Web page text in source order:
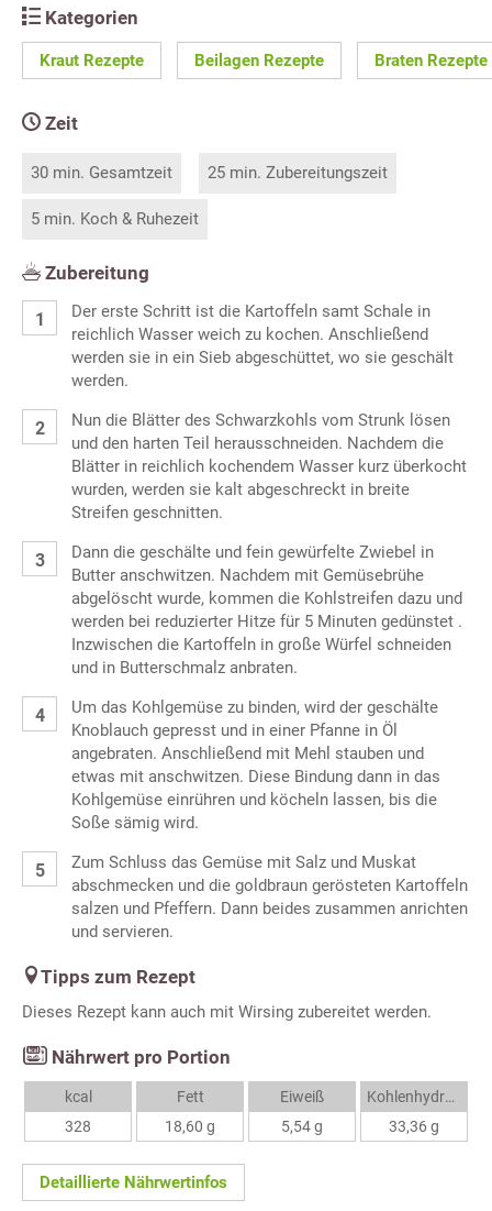
Kategorien
Kraut Rezepte Beilagen Rezepte Braten Rezepte
Zeit
30 min. Gesamtzeit 25 min. Zubereitungszeit
5 min. Koch & Ruhezeit
Zubereitung
Der erste Schritt ist die Kartoffeln samt Schale in
reichlich Wasser weich zu kochen. Anschließend
werden sie in ein Sieb abgeschüttet, wo sie geschält
werden.
Nun die Blätter des Schwarzkohls vom Strunk lösen
und den harten Teil herausschneiden. Nachdem die
Blätter in reichlich kochendem Wasser kurz überkocht
wurden, werden sie kalt abgeschreckt in breite
Streifen geschnitten.
Dann die geschälte und fein gewürfelte Zwiebel in
Butter anschwitzen. Nachdem mit Gemüsebrühe
abgelöscht wurde, kommen die Kohlstreifen dazu und
werden bei reduzierter Hitze für 5 Minuten gedünstet .
Inzwischen die Kartoffeln in große Würfel schneiden
und in Butterschmalz anbraten.
Um das Kohlgemüse zu binden, wird der geschälte
Knoblauch gepresst und in einer Pfanne in Öl
angebraten. Anschließend mit Mehl stauben und
etwas mit anschwitzen. Diese Bindung dann in das
Kohlgemüse einrühren und köcheln lassen, bis die
Soße sämig wird.
Zum Schluss das Gemüse mit Salz und Muskat
abschmecken und die goldbraun gerösteten Kartoffeln
salzen und Pfeffern. Dann beides zusammen anrichten
und servieren.
Tipps zum Rezept
Dieses Rezept kann auch mit Wirsing zubereitet werden.
Nährwert pro Portion
kcal
328
Fett
18,60 g
Eiweiß
5,54 g
Kohlenhydrate
33,36 g
Detaillierte Nährwertinfos